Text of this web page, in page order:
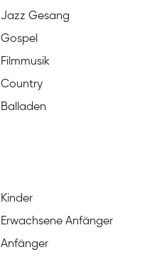
Jazz Gesang
Gospel
Filmmusik
Country
Balladen
Kinder
Erwachsene Anfänger
Anfänger